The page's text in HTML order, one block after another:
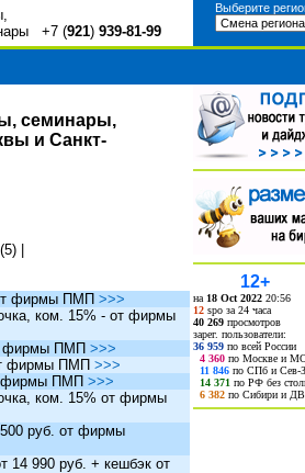
+7 (921) 939-81-99
Выберите
семинары,
и Санкт-
(5)
фирмы ПМП >>>
ком. 15% - от фирмы
фирмы ПМП >>>
фирмы ПМП >>>
фирмы ПМП >>>
ком. 15% от фирмы
руб. от фирмы
14 990 руб. + кешбэк от
12+
на 18 Oct 2022 20:56
12 spo за 24 часа
40 269 просмотров
зарег. пользователи:
36 959 по всей России
4 360 по Москве и
11 846 по СПб и Сев-
14 371 по РФ без
6 382 по Сибири и ДВ